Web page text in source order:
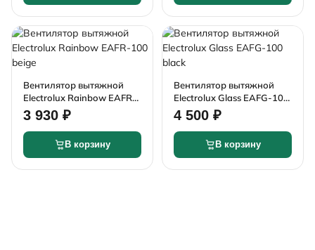
Вентилятор вытяжной
Electrolux Rainbow EAFR-
100 beige
3 930 ₽
В корзину
Вентилятор вытяжной
Electrolux Glass EAFG-100
black
4 500 ₽
В корзину